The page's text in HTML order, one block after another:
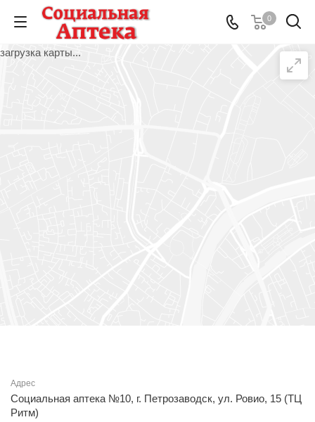
0
загрузка карты...
Адрес
Социальная аптека №10, г. Петрозаводск, ул. Ровио, 15 (ТЦ
Ритм)